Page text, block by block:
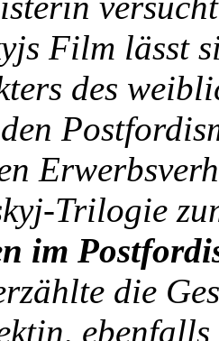
Film lässt
des
Trilogie
im
die